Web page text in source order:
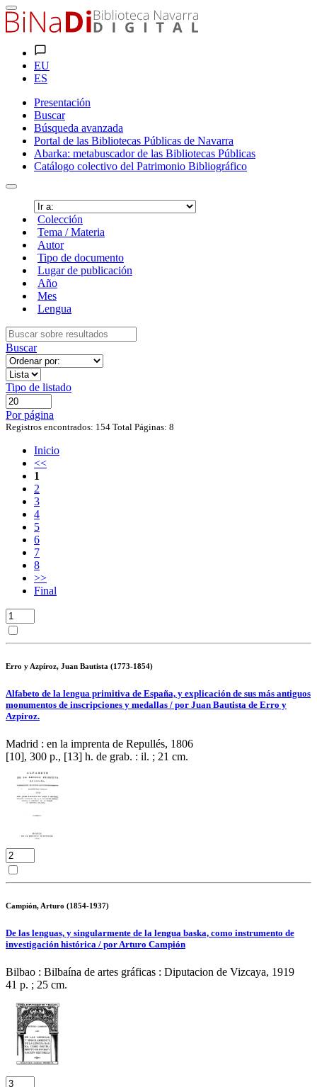
EU
ES
Presentación
Buscar
Búsqueda avanzada
Portal de las Bibliotecas Públicas de Navarra
Abarka: metabuscador de las Bibliotecas Públicas
Catálogo colectivo del Patrimonio Bibliográfico
Colección
Tema / Materia
Autor
Tipo de documento
Lugar de publicación
Año
Mes
Lengua
Buscar
Tipo de listado
Por página
Registros encontrados: 154 Total Páginas: 8
Inicio
<<
1
2
3
4
5
6
7
8
>>
Final
Erro y Azpíroz, Juan Bautista (1773-1854)
Alfabeto de la lengua primitiva de España, y explicación de sus más antiguos
monumentos de inscripciones y medallas / por Juan Bautista de Erro y
Azpíroz.
Madrid : en la imprenta de Repullés, 1806
[10], 300 p., [13] h. de grab. : il. ; 21 cm.
Campión, Arturo (1854-1937)
De las lenguas, y singularmente de la lengua baska, como instrumento de
investigación histórica / por Arturo Campión
Bilbao : Bilbaína de artes gráficas : Diputacion de Vizcaya, 1919
41 p. ; 25 cm.